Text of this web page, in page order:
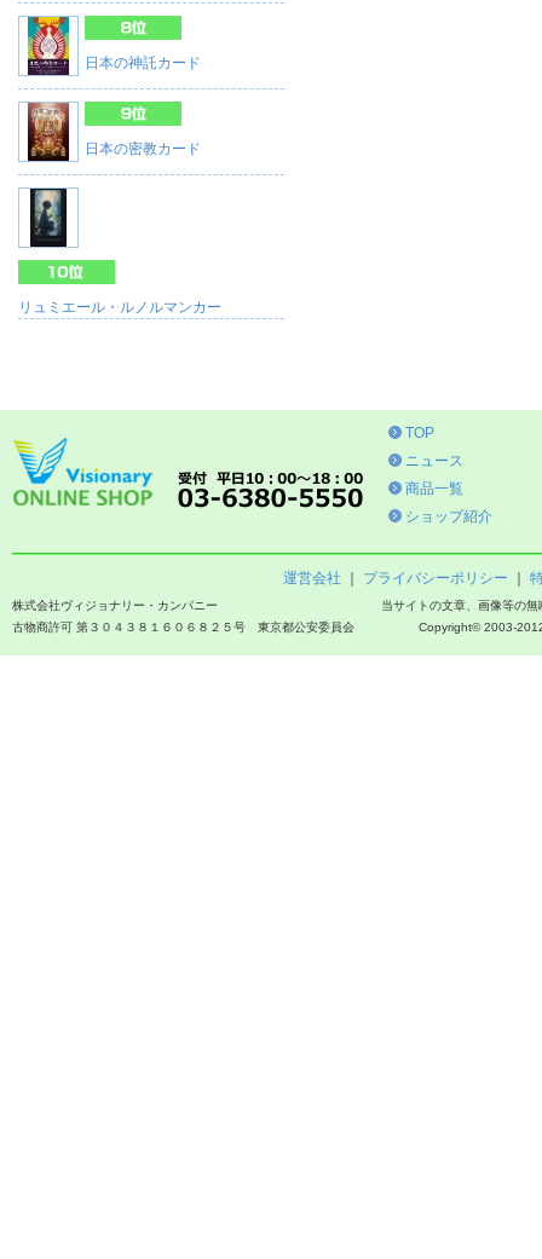
日本の神託カード
日本の密教カード
リュミエール・ルノルマンカー
TOP
ニュース
商品一覧
ショップ紹介
運営会社 プライバシーポリシー
当サイトの文章、画像等の
Copyright© 2003-
株式会社ヴィジョナリー・カンパニー
古物商許可 第３０４３８１６０６８２５号 東京都公安委員会